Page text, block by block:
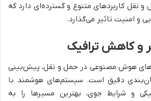
کاربردهای متنوع و گسترده‌ای دارد که
و امنیت تاثیر می‌گذارد.
و کاهش ترافیک
هوش مصنوعی در حمل و نقل، پیش‌بینی
دقیق است. سیستم‌های هوشمند با
و شرایط جوی، بهترین مسیرها را به